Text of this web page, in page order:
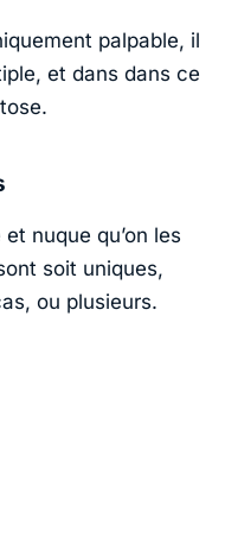
palpable, il
et dans dans ce
nuque qu’on les
soit uniques,
ou plusieurs.